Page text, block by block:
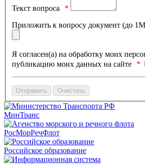
Текст вопроса
Приложить к вопросу документ (до
Я согласен(а) на обработку моих
публикацию моих данных на сайте
МинТранс
РосМорРечФлот
Российское образование